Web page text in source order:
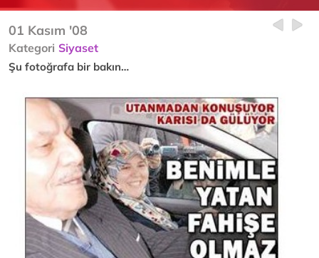
01 Kasım '08
Kategori Siyaset
Şu fotoğrafa bir bakın…